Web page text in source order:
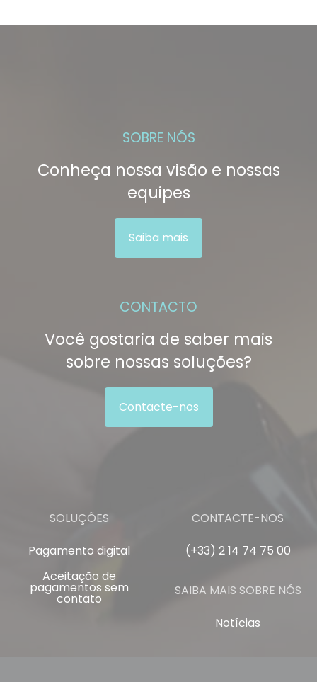
SOBRE NÓS
Conheça nossa visão e nossas
equipes
Saiba mais
CONTACTO
Você gostaria de saber mais
sobre nossas soluções?
Contacte-nos
SOLUÇÕES
Pagamento digital
Aceitação de
pagamentos sem
contato
CONTACTE-NOS
(+33) 2 14 74 75 00
SAIBA MAIS SOBRE NÓS
Notícias